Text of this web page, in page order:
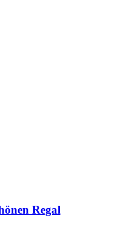
Regal